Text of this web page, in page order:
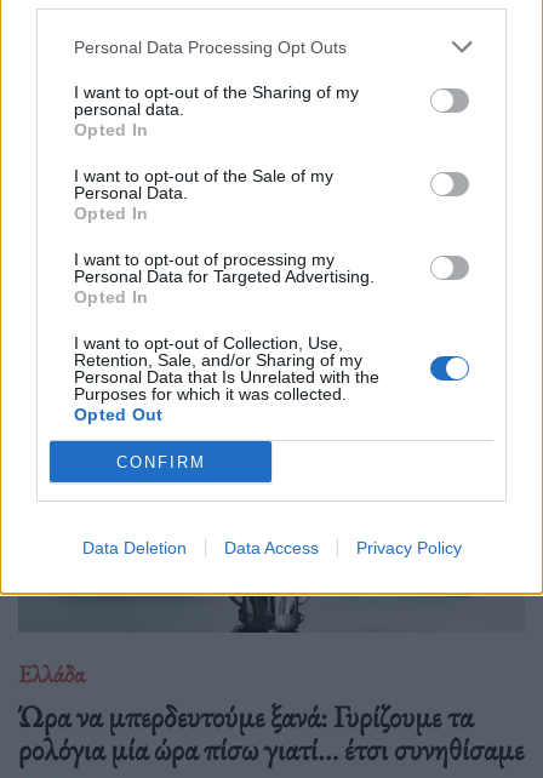
Personal Data Processing Opt Outs
I want to opt-out of the Sharing of my
personal data.
Opted In
I want to opt-out of the Sale of my
Personal Data.
Opted In
I want to opt-out of processing my
Personal Data for Targeted Advertising.
Opted In
I want to opt-out of Collection, Use,
Retention, Sale, and/or Sharing of my
Personal Data that Is Unrelated with the
Purposes for which it was collected.
Opted Out
CONFIRM
Data Deletion Data Access Privacy Policy
Newsroom
Ετικέτες :Εργατική Πρωτομαγιά
Δείτε επίσης
Ελλάδα
Ώρα να μπερδευτούμε ξανά: Γυρίζουμε τα
ρολόγια μία ώρα πίσω γιατί… έτσι συνηθίσαμε